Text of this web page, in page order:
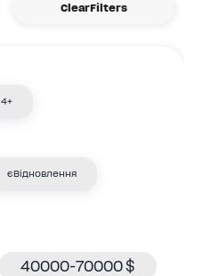
ClearFilters
4+
єВідновлення
40000-70000 $